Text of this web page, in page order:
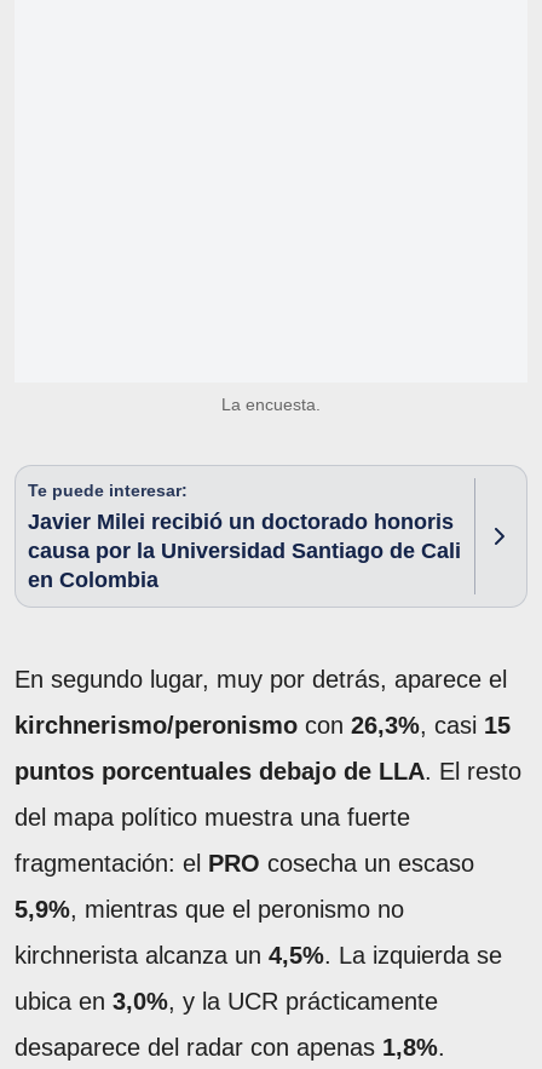
La encuesta.
Te puede interesar:
Javier Milei recibió un doctorado honoris
causa por la Universidad Santiago de Cali
en Colombia
En segundo lugar, muy por detrás, aparece el
kirchnerismo/peronismo con 26,3%, casi 15
puntos porcentuales debajo de LLA. El resto
del mapa político muestra una fuerte
fragmentación: el PRO cosecha un escaso
5,9%, mientras que el peronismo no
kirchnerista alcanza un 4,5%. La izquierda se
ubica en 3,0%, y la UCR prácticamente
desaparece del radar con apenas 1,8%.